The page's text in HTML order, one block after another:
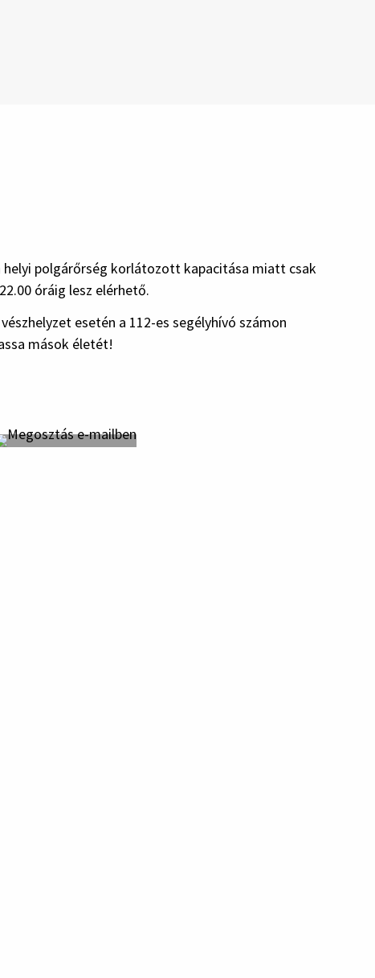
polgárőrség korlátozott kapacitása miatt csak
óráig lesz elérhető.
esetén a 112-es segélyhívó számon
mások életét!